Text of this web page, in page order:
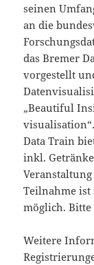
seinen
an die
das Bremer
vorgestellt
„Beautiful
Data Train
inkl.
Teilnahme
möglich. Bitte
Weitere